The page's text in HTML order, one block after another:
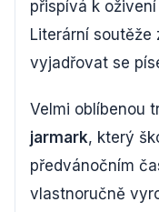
přispívá k
Literární
vyjadřovat se
Velmi oblíbenou
jarmark, který
předvánočním
vlastnoručně